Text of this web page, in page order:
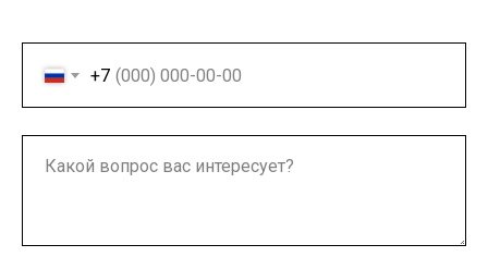
+7